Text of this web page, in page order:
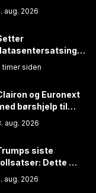
selskap
aug. 2026
lupen: – Det er
timer siden
og Euronext
børshjelp til
aug. 2026
siste
Dette er
for
Norge
aug. 2026